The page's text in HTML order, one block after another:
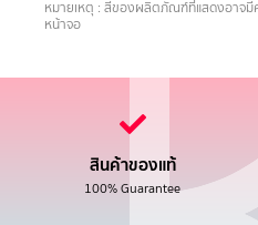
หมายเหตุ : สีของผลิตภัณฑ์ที่แสดงอาจมี
หน้าจอ
สินค้าของแท้
100% Guarantee